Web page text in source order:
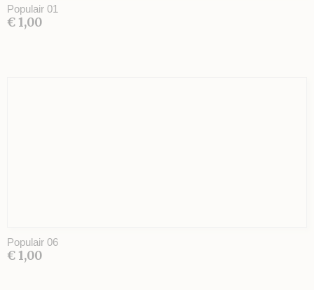
Populair 01
€ 1,00
Populair 06
€ 1,00